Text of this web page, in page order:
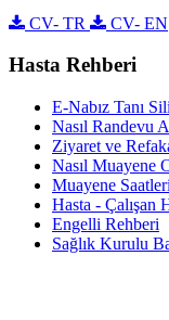
CV- TR CV- EN
Hasta Rehberi
E-Nabız Tanı
Nasıl Randevu
Ziyaret ve
Nasıl Muayene
Muayene Saatleri
Hasta - Çalışan
Engelli Rehberi
Sağlık Kurulu